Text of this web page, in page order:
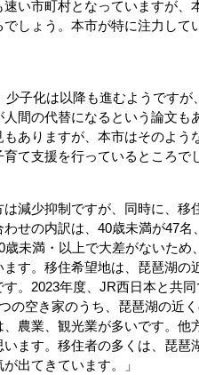
い市町村となっていますが、
しょう。本市が特に注力し
少子化は以降も進むようです
間の代替になるという論文
ありますが、本市はそのよ
て支援を行っているところで
は減少抑制ですが、同時に、
せの内訳は、40歳未満が47
未満・以上で大差がないた
す。移住希望地は、琵琶湖
。2023年度、JR西日本と共
の空き家のうち、琵琶湖の近
農業、観光業が多いです。
ます。移住者の多くは、琵琶
出てきています。」